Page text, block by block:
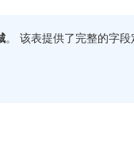
。 该表提供了完整的字